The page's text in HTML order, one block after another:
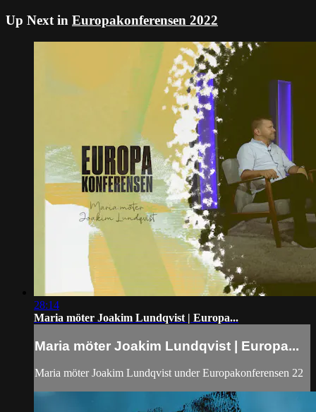
Up Next in Europakonferensen 2022
28:14
Maria möter Joakim Lundqvist | Europa...
Maria möter Joakim Lundqvist | Europa...
Maria möter Joakim Lundqvist under Europakonferensen 22